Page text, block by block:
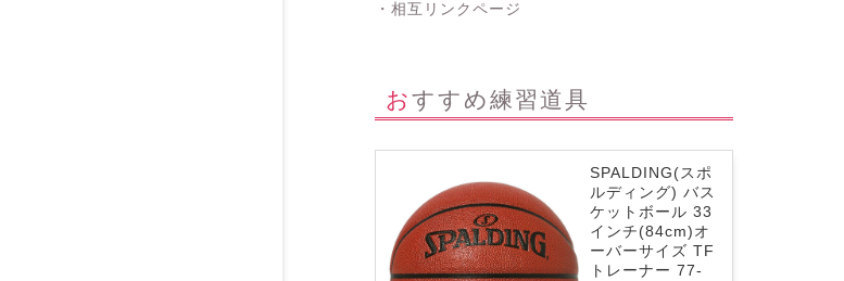
・相互リンクページ
おすすめ練習道具
SPALDING(スポ
ルディング) バス
ケットボール 33
インチ(84cm)オ
ーバーサイズ TF
トレーナー 77-